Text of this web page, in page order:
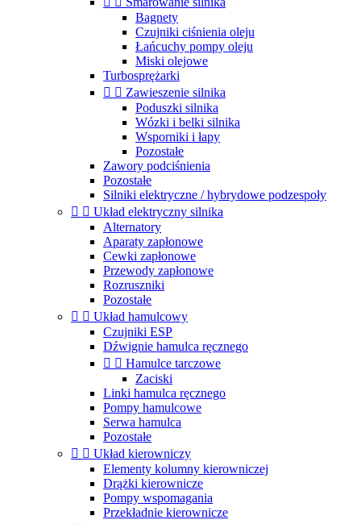
Bagnety
Czujniki ciśnienia oleju
Łańcuchy pompy oleju
Miski olejowe
Turbosprężarki
  Zawieszenie silnika
Poduszki silnika
Wózki i belki silnika
Wsporniki i łapy
Pozostałe
Zawory podciśnienia
Pozostałe
Silniki elektryczne / hybrydowe podzespoły
  Układ elektryczny silnika
Alternatory
Aparaty zapłonowe
Cewki zapłonowe
Przewody zapłonowe
Rozruszniki
Pozostałe
  Układ hamulcowy
Czujniki ESP
Dźwignie hamulca ręcznego
  Hamulce tarczowe
Zaciski
Linki hamulca ręcznego
Pompy hamulcowe
Serwa hamulca
Pozostałe
  Układ kierowniczy
Elementy kolumny kierowniczej
Drążki kierownicze
Pompy wspomagania
Przekładnie kierownicze